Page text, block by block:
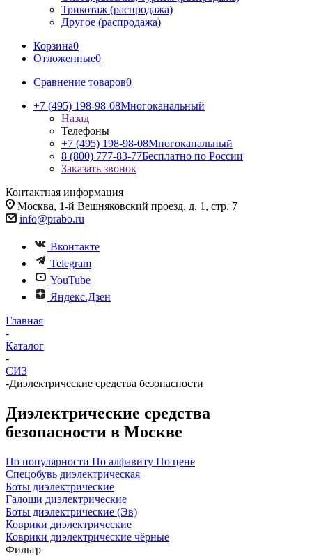
Трикотаж (распродажа)
Другое (распродажа)
Корзина0
Отложенные0
Сравнение товаров0
+7 (495) 198-98-08Многоканальный
Назад
Телефоны
+7 (495) 198-98-08Многоканальный
8 (800) 777-83-77Бесплатно по России
Заказать звонок
Контактная информация
Москва, 1-й Вешняковский проезд, д. 1, стр. 7
info@prabo.ru
Вконтакте
Telegram
YouTube
Яндекс.Дзен
Главная
-
Каталог
-
СИЗ
-Диэлектрические средства безопасности
Диэлектрические средства
безопасности в Москве
По популярности По алфавиту По цене
Спецобувь диэлектрическая
Боты диэлектрические
Галоши диэлектрические
Боты диэлектрические (Эв)
Коврики диэлектрические
Коврики диэлектрические чёрные
Фильтр